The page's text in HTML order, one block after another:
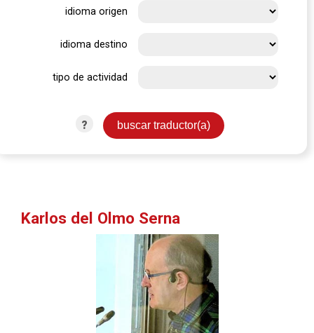
idioma origen
idioma destino
tipo de actividad
?
Karlos del Olmo Serna